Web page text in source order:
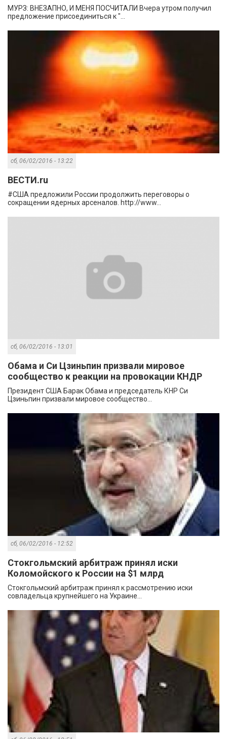
МУРЗ: ВНЕЗАПНО, И МЕНЯ ПОСЧИТАЛИ Вчера утром получил
предложение присоединиться к "...
сб, 06/02/2016 - 13:22
ВЕСТИ.ru
#США предложили России продолжить переговоры о
сокращении ядерных арсеналов. http://www...
сб, 06/02/2016 - 13:01
Обама и Си Цзиньпин призвали мировое
сообщество к реакции на провокации КНДР
Президент США Барак Обама и председатель КНР Си
Цзиньпин призвали мировое сообщество...
сб, 06/02/2016 - 12:52
Стокгольмский арбитраж принял иски
Коломойского к России на $1 млрд
Стокгольмский арбитраж принял к рассмотрению иски
совладельца крупнейшего на Украине...